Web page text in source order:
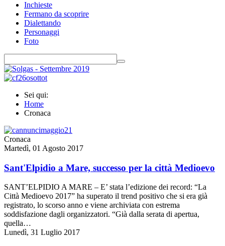
Inchieste
Fermano da scoprire
Dialettando
Personaggi
Foto
Sei qui:
Home
Cronaca
Cronaca
Martedì, 01 Agosto 2017
Sant'Elpidio a Mare, successo per la città Medioevo
SANT’ELPIDIO A MARE – E’ stata l’edizione dei record: “La
Città Medioevo 2017” ha superato il trend positivo che si era già
registrato, lo scorso anno e viene archiviata con estrema
soddisfazione dagli organizzatori. “Già dalla serata di apertua,
quella…
Lunedì, 31 Luglio 2017